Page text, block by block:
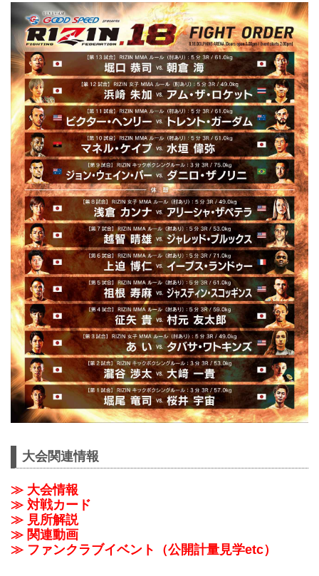
大会関連情報
≫ 大会情報
≫ 対戦カード
≫ 見所解説
≫ 関連動画
≫ ファンクラブイベント（公開計量見学etc）